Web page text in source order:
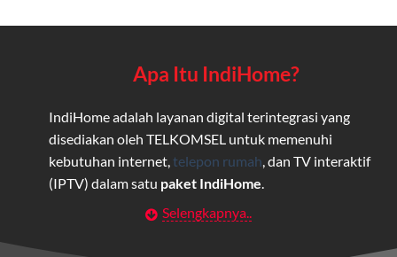
Apa Itu IndiHome?
IndiHome adalah layanan digital terintegrasi yang
disediakan oleh TELKOMSEL untuk memenuhi
kebutuhan internet, telepon rumah , dan TV interaktif
(IPTV) dalam satu paket IndiHome
Layanan Wifi Indihome ini dirancang untuk
Selengkapnya..